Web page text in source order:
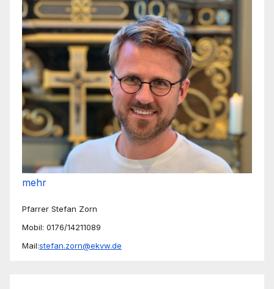
mehr
Pfarrer Stefan Zorn
Mobil: 0176/14211089
Mail:stefan.zorn@ekvw.de